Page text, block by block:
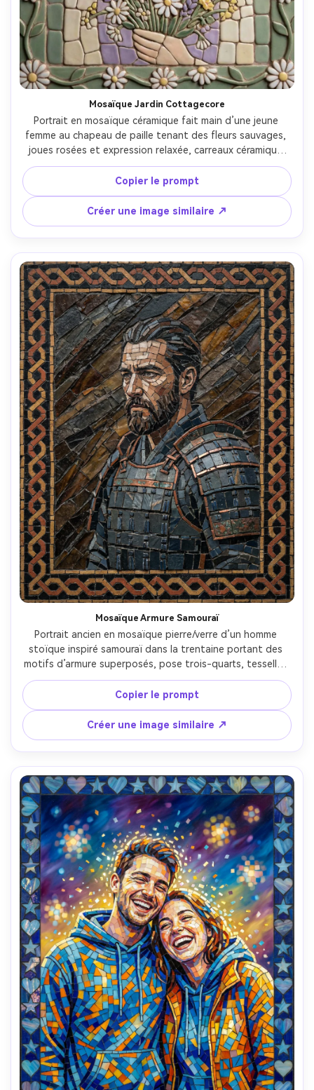
Mosaïque Jardin Cottagecore
Portrait en mosaïque céramique fait main d’une jeune
femme au chapeau de paille tenant des fleurs sauvages,
joues rosées et expression relaxée, carreaux céramique
arrondis à glaçure mate, palette vert sauge et crème avec
touches de lavande, bordure liane et marguerite, lumière
douce traduite en carreaux chauds, imperfections
artisanales très détaillées, composition pastorale cosy,
objectif 85mm, faible profondeur de champ --ar 4:5
Copier le prompt
Créer une image similaire ↗
Mosaïque Armure Samouraï
Portrait ancien en mosaïque pierre/verre d’un homme
stoïque inspiré samouraï dans la trentaine portant des
motifs d’armure superposés, pose trois-quarts, tesselles
d’ardoise foncée avec accents cuivre métalliques, éclats
diagonaux dramatiques en arrière-plan suggérant le
mouvement, bordure géométrique audacieuse, ambiance
héroïque et cinématographique, texture des carreaux et
ombres du joint très détaillées, composition puissante,
objectif 85mm, faible profondeur de champ --ar 4:5
Copier le prompt
Créer une image similaire ↗
Créez des images IA
à l’infini. 100 %
gratuit!
Créer Gratuitement →